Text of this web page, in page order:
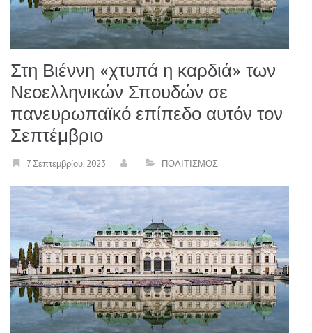
Στη Βιέννη «χτυπά η καρδιά» των
Νεοελληνικών Σπουδών σε
πανευρωπαϊκό επίπεδο αυτόν τον
Σεπτέμβριο
7 Σεπτεμβρίου, 2023 ΠΟΛΙΤΙΣΜΟΣ